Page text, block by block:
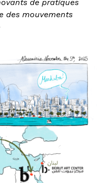
de pratiques
des mouvements